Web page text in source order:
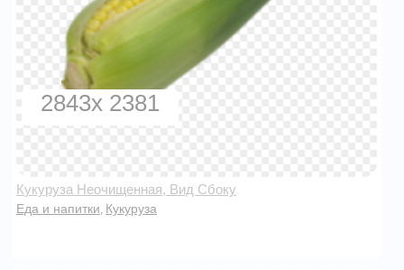
2843x 2381
Кукуруза Неочищенная, Вид Сбоку
Еда и напитки Кукуруза